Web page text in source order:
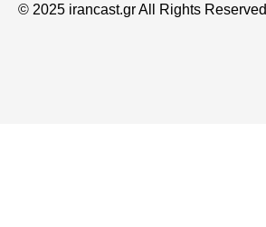
© 2025 irancast.gr All Rights Reserved